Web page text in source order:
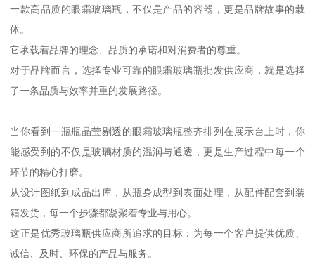
一款高品质的眼霜玻璃瓶，不仅是产品的容器，更是品牌故事的载
体。
它承载着品牌的理念、品质的承诺和对消费者的尊重。
对于品牌而言，选择专业可靠的眼霜玻璃瓶批发供应商，就是选择
了一条品质与效率并重的发展路径。
当你看到一瓶瓶晶莹剔透的眼霜玻璃瓶整齐排列在展示台上时，你
能感受到的不仅是玻璃材质的温润与通透，更是生产过程中每一个
环节的精心打磨。
从设计图纸到成品出库，从瓶身成型到表面处理，从配件配套到装
箱发货，每一个步骤都凝聚着专业与用心。
这正是优秀玻璃瓶供应商所追求的目标：为每一个客户提供优质、
诚信、及时、环保的产品与服务。